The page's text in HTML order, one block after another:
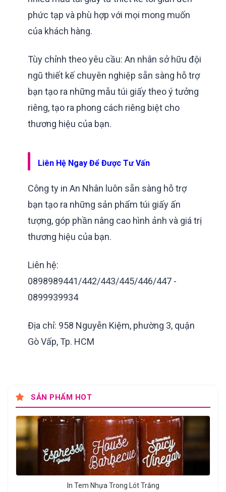
phức tạp và phù hợp với mọi mong muốn
của khách hàng.
Tùy chỉnh theo yêu cầu: An nhân sở hữu đội
ngũ thiết kế chuyên nghiệp sẵn sàng hỗ trợ
bạn tạo ra những mẫu túi giấy theo ý tưởng
riêng, tạo ra phong cách riêng biệt cho
thương hiệu của bạn.
Liên Hệ Ngay Để Được Tư Vấn
Công ty in An Nhân luôn sẵn sàng hỗ trợ
bạn tạo ra những sản phẩm túi giấy ấn
tượng, góp phần nâng cao hình ảnh và giá trị
thương hiệu của bạn.
Liên hệ:
0898989441/442/443/445/446/447 -
0899939934
Địa chỉ: 958 Nguyễn Kiệm, phường 3, quận
Gò Vấp, Tp. HCM
SẢN PHẨM HOT
In Tem Nhựa Trong Lót Trắng